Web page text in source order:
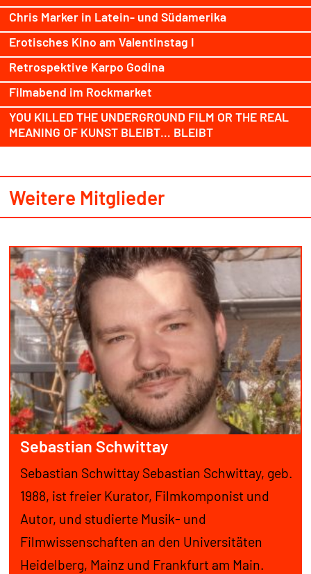
Chris Marker in Latein- und Südamerika
Erotisches Kino am Valentinstag I
Retrospektive Karpo Godina
Filmabend im Rockmarket
YOU KILLED THE UNDERGROUND FILM OR THE REAL
MEANING OF KUNST BLEIBT… BLEIBT
Weitere Mitglieder
Sebastian Schwittay
Sebastian Schwittay Sebastian Schwittay, geb.
1988, ist freier Kurator, Filmkomponist und
Autor, und studierte Musik- und
Filmwissenschaften an den Universitäten
Heidelberg, Mainz und Frankfurt am Main.